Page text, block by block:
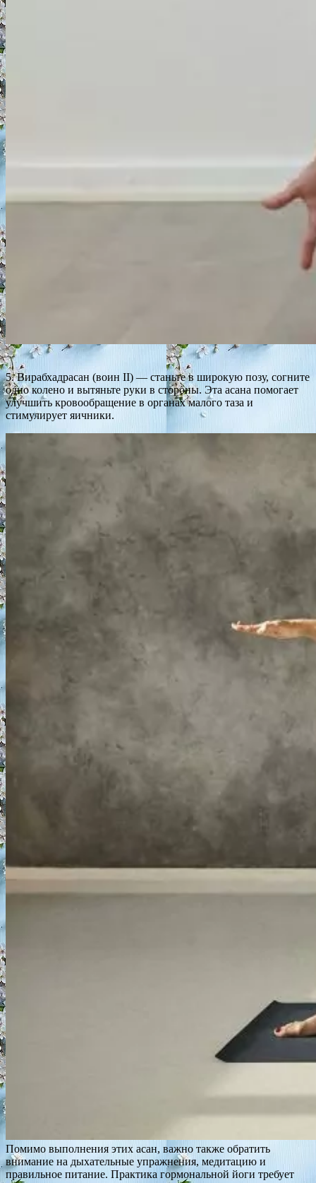
5. Вирабхадрасан (воин II) — станьте в широкую позу, согните
одно колено и вытяньте руки в стороны. Эта асана помогает
улучшить кровообращение в органах малого таза и
стимулирует яичники.
Помимо выполнения этих асан, важно также обратить
внимание на дыхательные упражнения, медитацию и
правильное питание. Практика гормональной йоги требует